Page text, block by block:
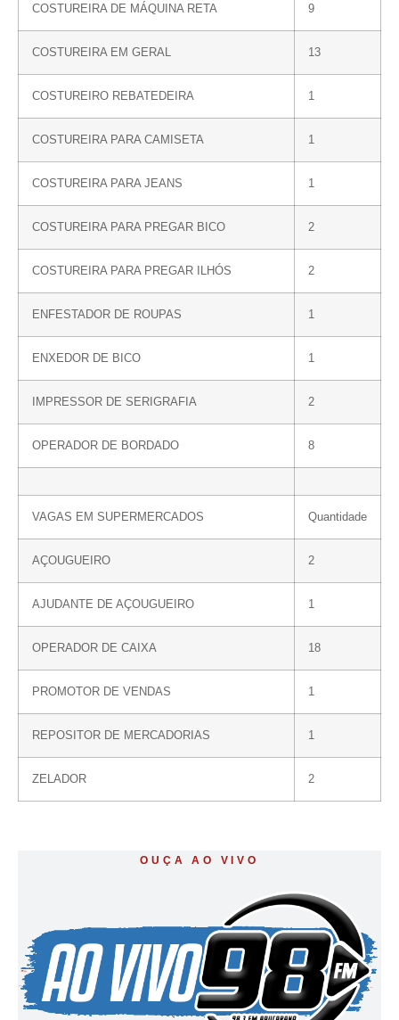
COSTUREIRA DE MÁQUINA RETA 9
COSTUREIRA EM GERAL 13
COSTUREIRO REBATEDEIRA 1
COSTUREIRA PARA CAMISETA 1
COSTUREIRA PARA JEANS 1
COSTUREIRA PARA PREGAR BICO 2
COSTUREIRA PARA PREGAR ILHÓS 2
ENFESTADOR DE ROUPAS 1
ENXEDOR DE BICO 1
IMPRESSOR DE SERIGRAFIA 2
OPERADOR DE BORDADO 8
VAGAS EM SUPERMERCADOS Quantidade
AÇOUGUEIRO 2
AJUDANTE DE AÇOUGUEIRO 1
OPERADOR DE CAIXA 18
PROMOTOR DE VENDAS 1
REPOSITOR DE MERCADORIAS 1
ZELADOR 2
OUÇA AO VIVO